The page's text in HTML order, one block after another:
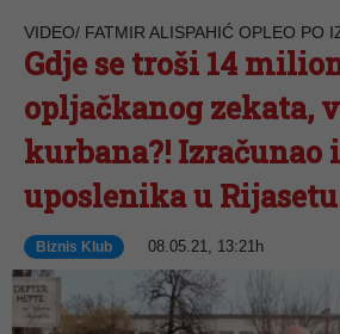
VIDEO/ FATMIR ALISPAHIĆ OPLEO PO
Gdje se troši 14
opljačkanog zekata,
kurbana?! Izračunao
uposlenika u
Biznis Klub 08.05.21, 13:21h